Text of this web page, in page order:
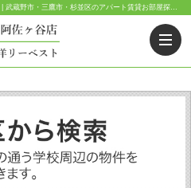
西多摩郡日の出町の中学校学区一覧から物件検索 | 武蔵野市・三鷹市・杉並区のアパート賃貸お部屋探しなら東洋リーベスト｜ピタットハウス武蔵境店・阿佐ヶ谷店